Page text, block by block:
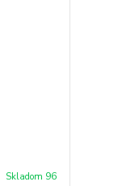
Skladom 96